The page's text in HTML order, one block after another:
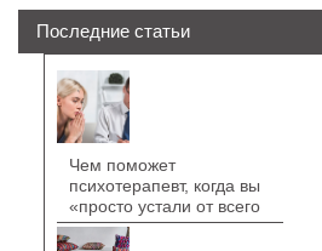
Последние статьи
Чем поможет
психотерапевт, когда вы
«просто устали от всего